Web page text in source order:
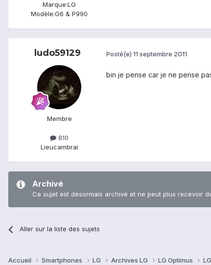
Marque:LG
Modèle:G6 & P990
ludo59129
Membre
810
Lieucambrai
Posté(e) 11 septembre 2011
bin je pense car je ne pense
Archivé
Ce sujet est désormais archivé et ne peut plus recevoir
Aller sur la liste des sujets
Accueil Smartphones LG Archives LG LG Optimus